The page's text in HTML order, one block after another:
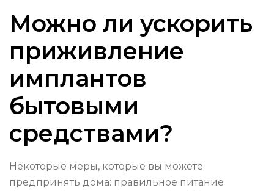
Можно ли ускорить
приживление
имплантов
бытовыми
средствами?
Некоторые меры, которые вы можете
предпринять дома: правильное питание